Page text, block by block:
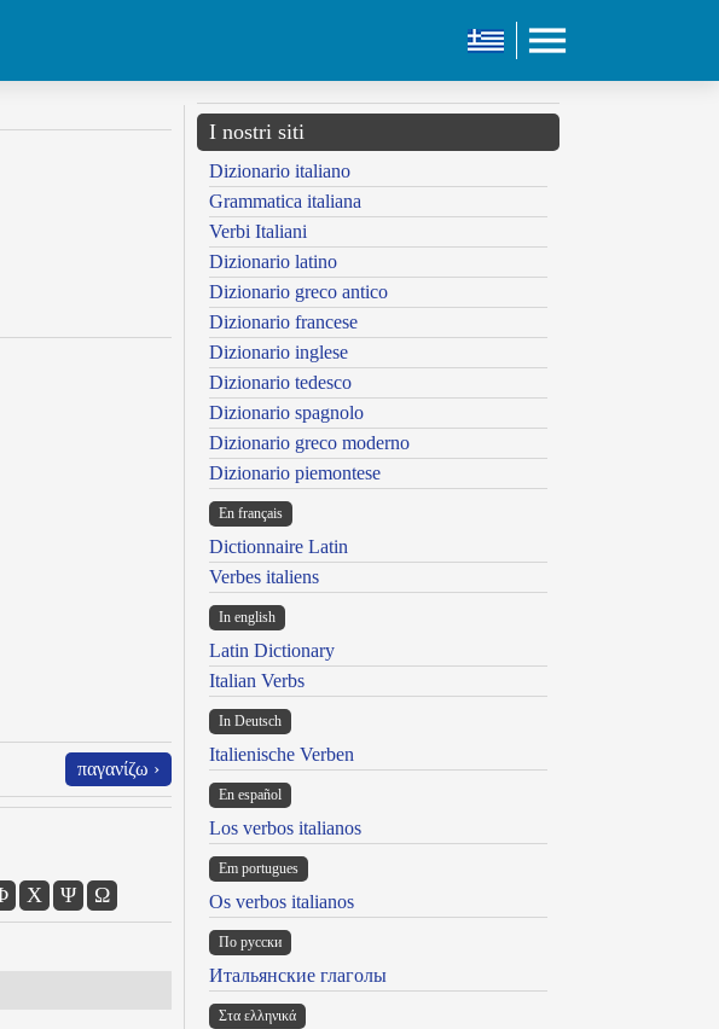
παγανίζω ›
Χ Ψ Ω
I nostri siti
Dizionario italiano
Grammatica italiana
Verbi Italiani
Dizionario latino
Dizionario greco antico
Dizionario francese
Dizionario inglese
Dizionario tedesco
Dizionario spagnolo
Dizionario greco moderno
Dizionario piemontese
En français
Dictionnaire Latin
Verbes italiens
In english
Latin Dictionary
Italian Verbs
In Deutsch
Italienische Verben
En español
Los verbos italianos
Em portugues
Os verbos italianos
По русски
Итальянские глаголы
Στα ελληνικά